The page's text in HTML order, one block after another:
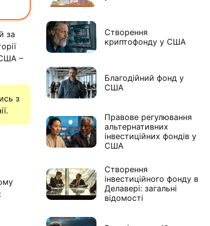
за
–
з
Створення
криптофонду у США
Благодійний фонд у
США
Правове регулювання
альтернативних
інвестиційних фондів у
США
Створення
інвестиційного фонду в
Делавері: загальні
відомості